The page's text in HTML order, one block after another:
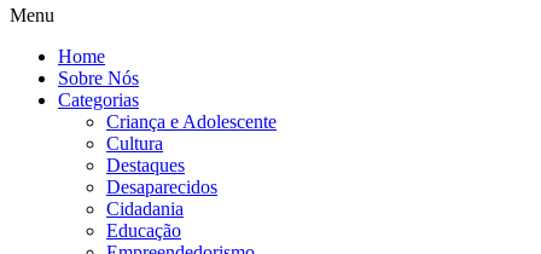
Menu
Home
Sobre Nós
Categorias
Criança e Adolescente
Cultura
Destaques
Desaparecidos
Cidadania
Educação